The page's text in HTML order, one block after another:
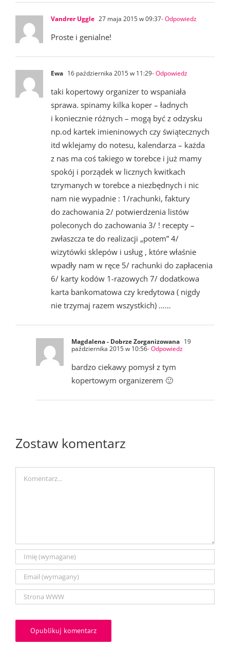
Vandrer Uggle 27 maja 2015 w 09:37- Odpowiedz
Proste i genialne!
Ewa 16 października 2015 w 11:29- Odpowiedz
taki kopertowy organizer to wspaniała
sprawa. spinamy kilka koper – ładnych
i koniecznie różnych – mogą być z odzysku
np.od kartek imieninowych czy świątecznych
itd wklejamy do notesu, kalendarza – każda
z nas ma coś takiego w torebce i już mamy
spokój i porządek w licznych kwitkach
tzrymanych w torebce a niezbędnych i nic
nam nie wypadnie : 1/rachunki, faktury
do zachowania 2/ potwierdzenia listów
poleconych do zachowania 3/ ! recepty –
zwłaszcza te do realizacji „potem” 4/
wizytówki sklepów i usług , które właśnie
wpadły nam w ręce 5/ rachunki do zapłacenia
6/ karty kodów 1-razowych 7/ dodatkowa
karta bankomatowa czy kredytowa ( nigdy
nie trzymaj razem wszystkich) ……
Magdalena - Dobrze Zorganizowana 19
października 2015 w 10:56- Odpowiedz
bardzo ciekawy pomysł z tym
kopertowym organizerem 🙂
Zostaw komentarz